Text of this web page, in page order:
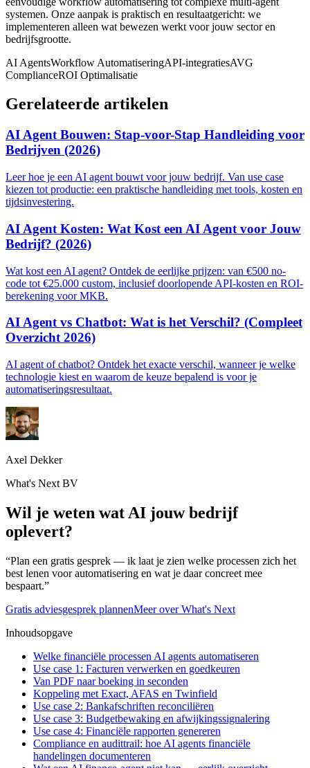
systemen. Onze aanpak is praktisch en resultaatgericht: we
implementeren alleen wat bewezen werkt voor jouw sector en
bedrijfsgrootte.
AI AgentsWorkflow AutomatiseringAPI-integratiesAVG
ComplianceROI Optimalisatie
Gerelateerde artikelen
AI Agent Bouwen: Stap-voor-Stap Handleiding voor
Bedrijven (2026)
Leer hoe je een AI agent bouwt voor jouw bedrijf. Van use case
kiezen tot productie: een praktische handleiding met tools, kosten en
tijdsinvestering.
AI Agent Kosten: Wat Kost een AI Agent voor Jouw
Bedrijf? (2026)
Wat kost een AI agent? Ontdek de eerlijke prijzen: van €500 no-
code tot €25.000 custom, inclusief doorlopende API-kosten en ROI-
berekening voor MKB.
AI Agent vs Chatbot: Wat is het Verschil? (Compleet
Overzicht 2026)
AI agent of chatbot? Ontdek het exacte verschil, wanneer je welke
technologie kiest en waarom de keuze bepalend is voor je
automatiseringsresultaat.
Axel Dekker
What's Next BV
Wil je weten wat AI jouw bedrijf
oplevert?
“Plan een gratis gesprek — ik laat je zien welke processen zich het
best lenen voor automatisering en wat je daar concreet mee
bespaart.”
Gratis adviesgesprek plannenMeer over What's Next
Inhoudsopgave
Welke financiële processen AI agents automatiseren
Use case 1: Facturen verwerken en goedkeuren
Van PDF naar boeking in seconden
Koppeling met Exact, AFAS en Twinfield
Use case 2: Bankafschriften reconciliëren
Use case 3: Budgetbewaking en afwijkingssignalering
Use case 4: Financiële rapporten genereren
Compliance en audittrail: hoe AI agents financiële
handelingen documenteren